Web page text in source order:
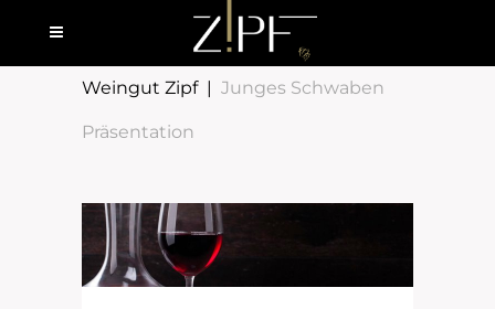
Weingut Zipf| Junges Schwaben
Präsentation